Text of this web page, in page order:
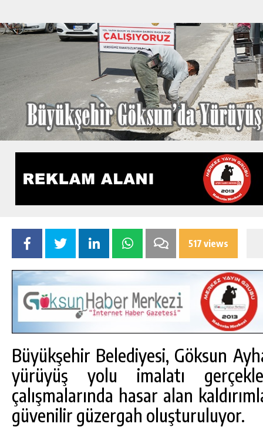
517 views
Büyükşehir Belediyesi, Göksun
yürüyüş yolu imalatı
çalışmalarında hasar alan
güvenilir güzergah oluşturuluyor.